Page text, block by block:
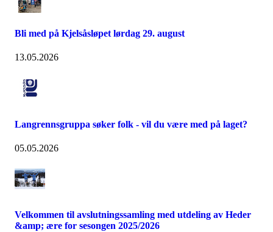
Bli med på Kjelsåsløpet lørdag 29. august
13.05.2026
Langrennsgruppa søker folk - vil du være med på laget?
05.05.2026
Velkommen til avslutningssamling med utdeling av Heder
&amp; ære for sesongen 2025/2026